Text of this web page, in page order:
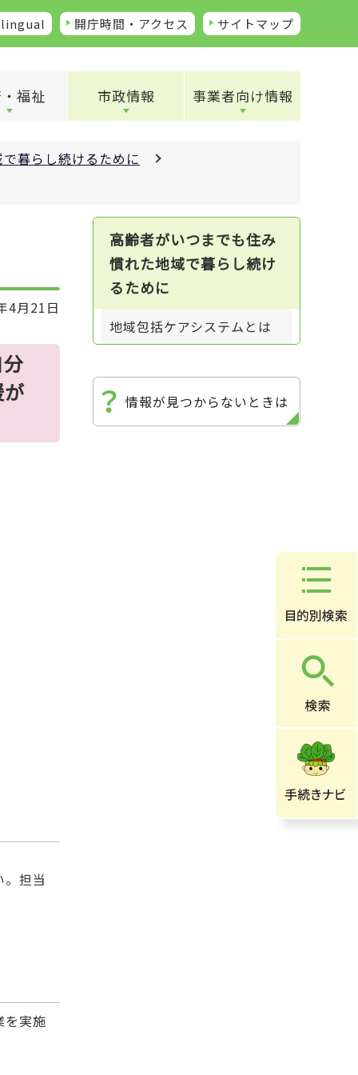
開庁時間・アクセス サイトマップ
福祉 市政情報 事業者向け情報
暮らし続けるために
4月21日
担当
を実施
高齢者がいつまでも住み
慣れた地域で暮らし続け
るために
地域包括ケアシステムとは
情報が見つからないときは